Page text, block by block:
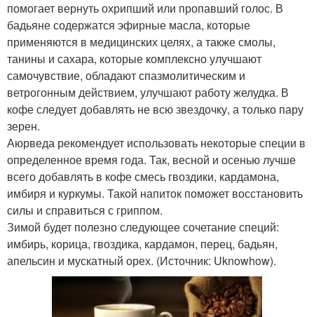
помогает вернуть охрипший или пропавший голос. В
бадьяне содержатся эфирные масла, которые
применяются в медицинских целях, а также смолы,
танины и сахара, которые комплексно улучшают
самочувствие, обладают спазмолитическим и
ветрогонным действием, улучшают работу желудка. В
кофе следует добавлять не всю звездочку, а только пару
зерен.
Аюрведа рекомендует использовать некоторые специи в
определенное время года. Так, весной и осенью лучше
всего добавлять в кофе смесь гвоздики, кардамона,
имбиря и куркумы. Такой напиток поможет восстановить
силы и справиться с гриппом.
Зимой будет полезно следующее сочетание специй:
имбирь, корица, гвоздика, кардамон, перец, бадьян,
апельсин и мускатный орех. (Источник: Uknowhow).